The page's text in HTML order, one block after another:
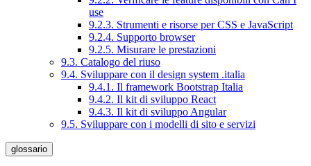
use
9.2.3. Strumenti e risorse per CSS e JavaScript
9.2.4. Supporto browser
9.2.5. Misurare le prestazioni
9.3. Catalogo del riuso
9.4. Sviluppare con il design system .italia
9.4.1. Il framework Bootstrap Italia
9.4.2. Il kit di sviluppo React
9.4.3. Il kit di sviluppo Angular
9.5. Sviluppare con i modelli di sito e servizi
glossario